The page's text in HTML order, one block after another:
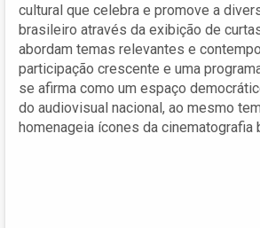
cultural que celebra e promove a
brasileiro através da exibição de
abordam temas relevantes e
participação crescente e uma
se afirma como um espaço
do audiovisual nacional, ao mesmo
homenageia ícones da cinematografia